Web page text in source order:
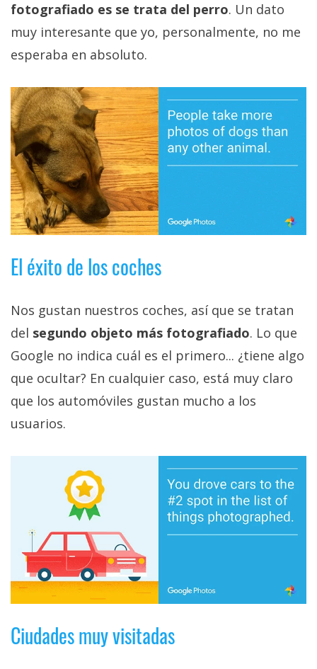
fotografiado es se trata del perro. Un dato
muy interesante que yo, personalmente, no me
esperaba en absoluto.
El éxito de los coches
Nos gustan nuestros coches, así que se tratan
del segundo objeto más fotografiado. Lo que
Google no indica cuál es el primero... ¿tiene algo
que ocultar? En cualquier caso, está muy claro
que los automóviles gustan mucho a los
usuarios.
Ciudades muy visitadas